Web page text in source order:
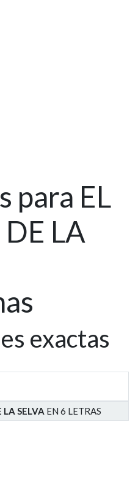
para EL
LA
exactas
LA SELVA EN 6 LETRAS